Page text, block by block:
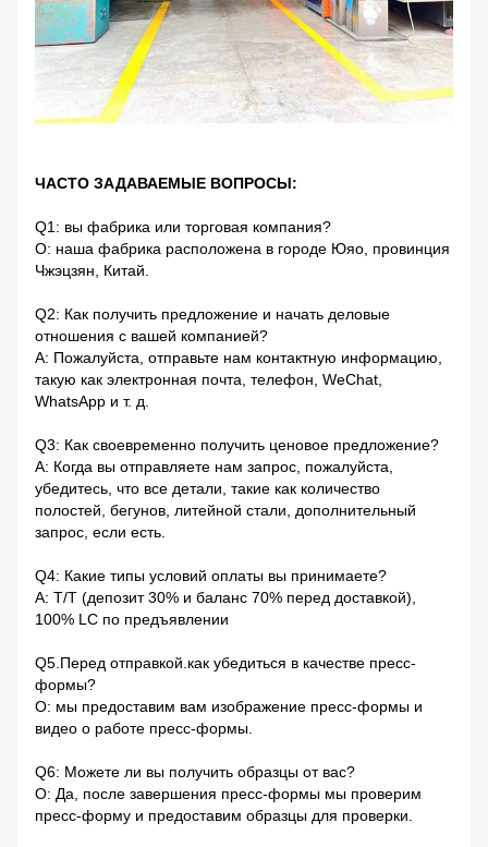
ЧАСТО ЗАДАВАЕМЫЕ ВОПРОСЫ:
Q1: вы фабрика или торговая компания?
О: наша фабрика расположена в городе Юяо, провинция
Чжэцзян, Китай.
Q2: Как получить предложение и начать деловые
отношения с вашей компанией?
A: Пожалуйста, отправьте нам контактную информацию,
такую ​​как электронная почта, телефон, WeChat,
WhatsApp и т. д.
Q3: Как своевременно получить ценовое предложение?
A: Когда вы отправляете нам запрос, пожалуйста,
убедитесь, что все детали, такие как количество
полостей, бегунов, литейной стали, дополнительный
запрос, если есть.
Q4: Какие типы условий оплаты вы принимаете?
A: T/T (депозит 30% и баланс 70% перед доставкой),
100% LC по предъявлении
Q5.Перед отправкой.как убедиться в качестве пресс-
формы?
О: мы предоставим вам изображение пресс-формы и
видео о работе пресс-формы.
Q6: Можете ли вы получить образцы от вас?
О: Да, после завершения пресс-формы мы проверим
пресс-форму и предоставим образцы для проверки.